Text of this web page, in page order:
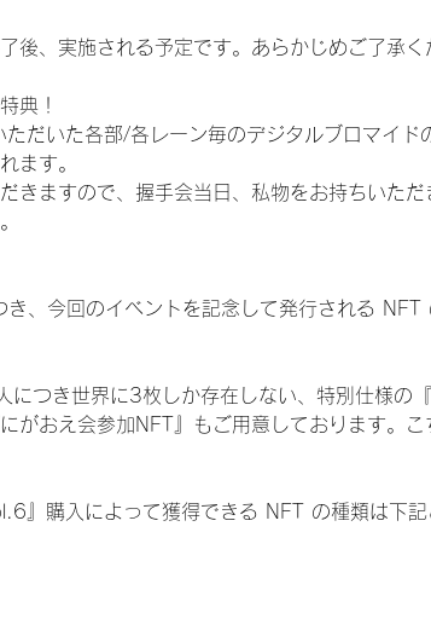
、実施される予定です。あらかじめご了承く
典！
だいた各部/各レーン毎のデジタルブロマイド
ます。
きますので、握手会当日、私物をお持ちいた
、今回のイベントを記念して発行される NFT
につき世界に3枚しか存在しない、特別仕様の
がおえ会参加NFT』もご用意しております。
』購入によって獲得できる NFT の種類は下記